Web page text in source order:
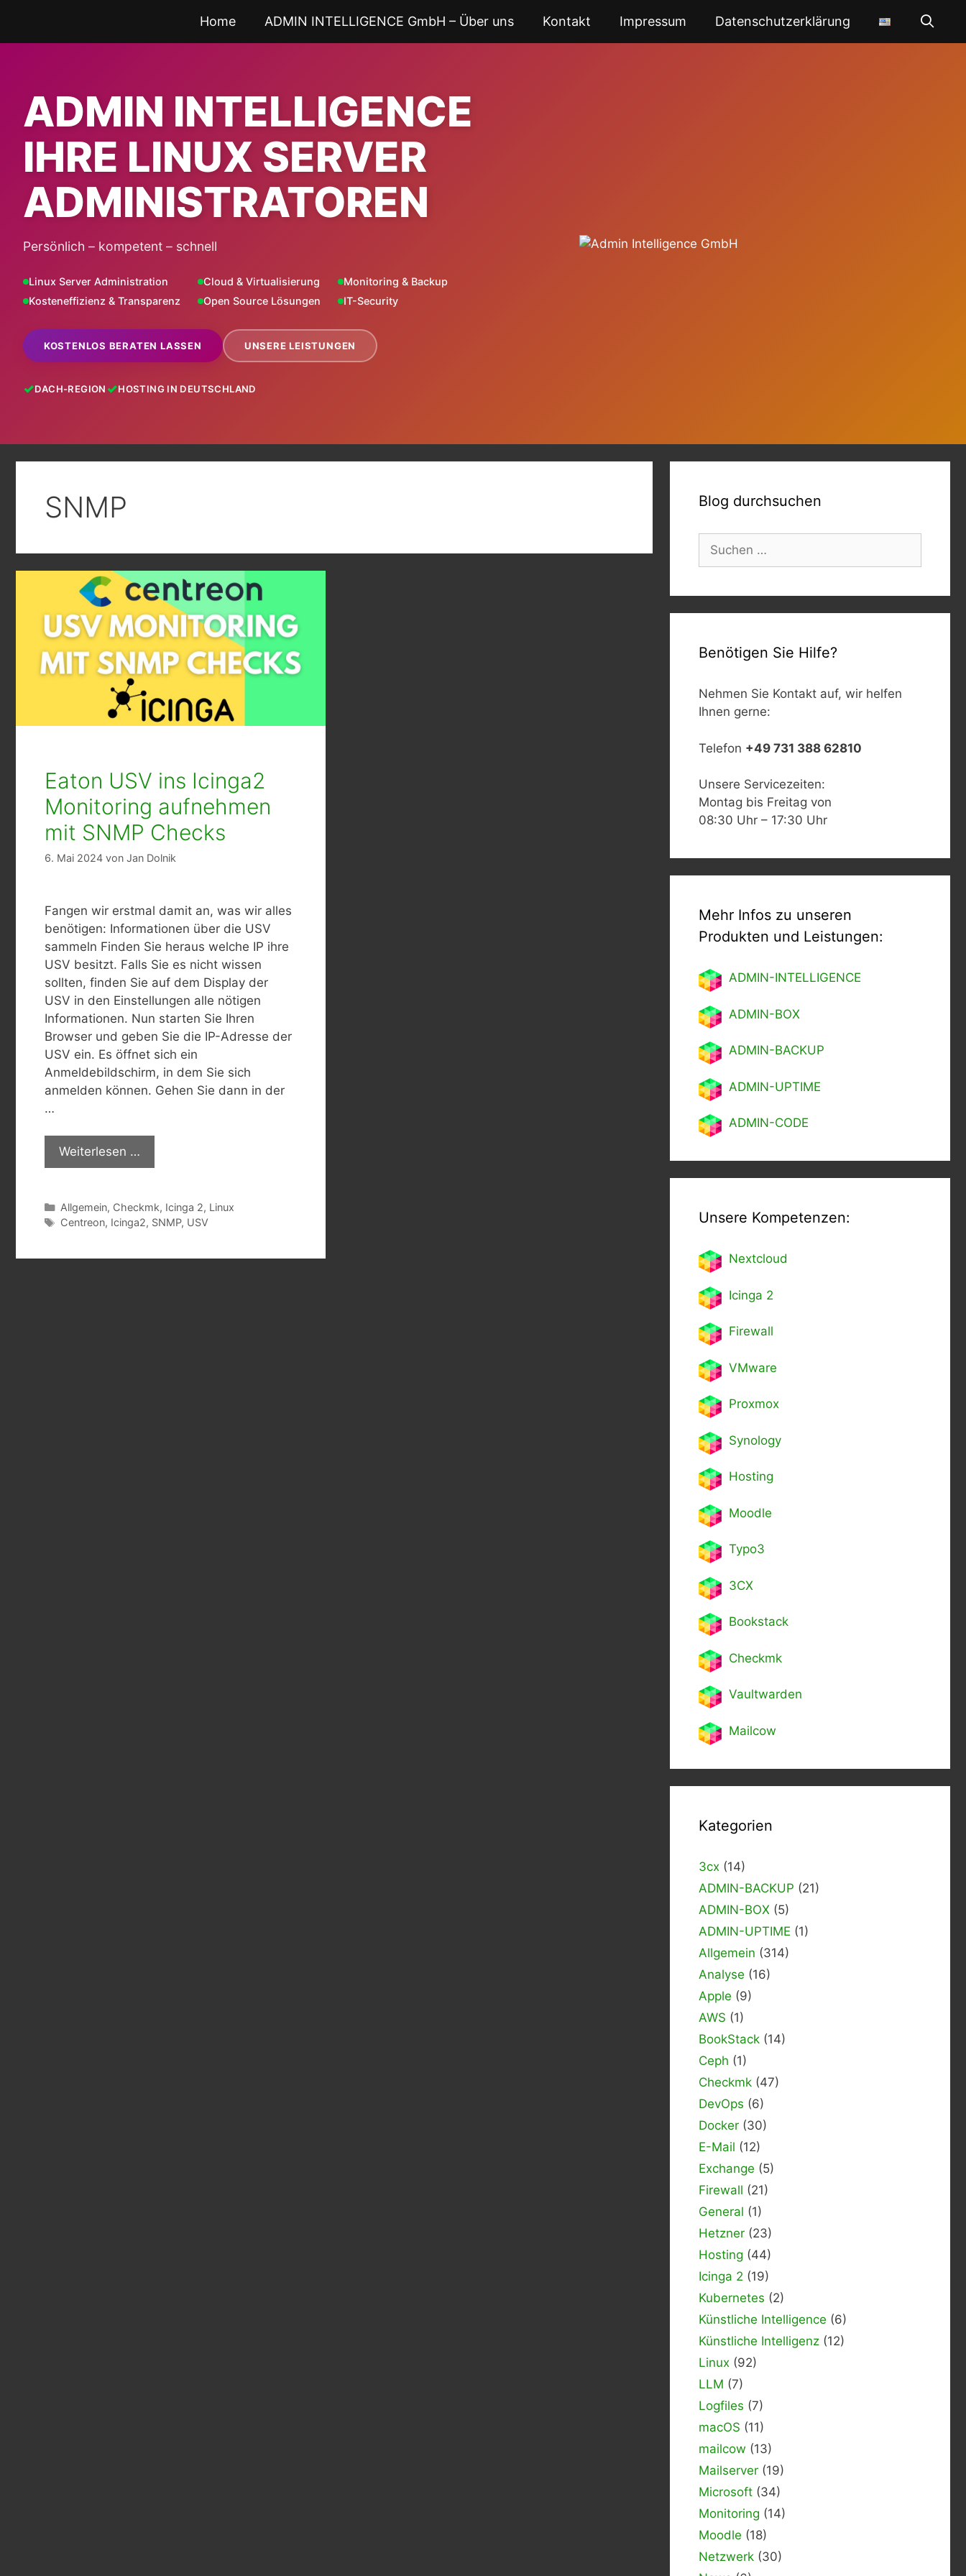
springen
Home ADMIN INTELLIGENCE GmbH – Über uns Kontakt Impressum Datenschutzerklärung
ADMIN INTELLIGENCE
IHRE LINUX SERVER
ADMINISTRATOREN
Persönlich – kompetent – schnell
Linux Server Administration Cloud & Virtualisierung
Monitoring & Backup
Kosteneffizienz & Transparenz
Open Source Lösungen IT-Security
KOSTENLOS BERATEN LASSEN UNSERE LEISTUNGEN
DACH-REGION HOSTING IN DEUTSCHLAND
SNMP
Eaton USV ins Icinga2
Monitoring aufnehmen
mit SNMP Checks
6. Mai 2024 von Jan Dolnik
Fangen wir erstmal damit an, was wir alles
benötigen: Informationen über die USV
sammeln Finden Sie heraus welche IP ihre
USV besitzt. Falls Sie es nicht wissen
sollten, finden Sie auf dem Display der
USV in den Einstellungen alle nötigen
Informationen. Nun starten Sie Ihren
Browser und geben Sie die IP-Adresse der
USV ein. Es öffnet sich ein
Anmeldebildschirm, in dem Sie sich
anmelden können. Gehen Sie dann in der
…
Weiterlesen …
Kategorien
Allgemein, Checkmk, Icinga 2, Linux
Schlagwörter
Centreon, Icinga2, SNMP, USV
Blog durchsuchen
Suchen
nach:
Benötigen Sie Hilfe?
Nehmen Sie Kontakt auf, wir helfen
Ihnen gerne:
Telefon +49 731 388 62810
Unsere Servicezeiten:
Montag bis Freitag von
08:30 Uhr – 17:30 Uhr
Mehr Infos zu unseren
Produkten und Leistungen:
ADMIN-INTELLIGENCE
ADMIN-BOX
ADMIN-BACKUP
ADMIN-UPTIME
ADMIN-CODE
Unsere Kompetenzen:
Nextcloud
Icinga 2
Firewall
VMware
Proxmox
Synology
Hosting
Moodle
Typo3
3CX
Bookstack
Checkmk
Vaultwarden
Mailcow
Kategorien
3cx (14)
ADMIN-BACKUP (21)
ADMIN-BOX (5)
ADMIN-UPTIME (1)
Allgemein (314)
Analyse (16)
Apple (9)
AWS (1)
BookStack (14)
Ceph (1)
Checkmk (47)
DevOps (6)
Docker (30)
E-Mail (12)
Exchange (5)
Firewall (21)
General (1)
Hetzner (23)
Hosting (44)
Icinga 2 (19)
Kubernetes (2)
Künstliche Intelligence (6)
Künstliche Intelligenz (12)
Linux (92)
LLM (7)
Logfiles (7)
macOS (11)
mailcow (13)
Mailserver (19)
Microsoft (34)
Monitoring (14)
Moodle (18)
Netzwerk (30)